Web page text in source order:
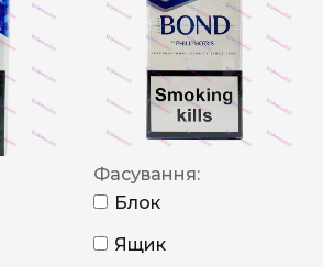
Фасування:
Блок
Ящик